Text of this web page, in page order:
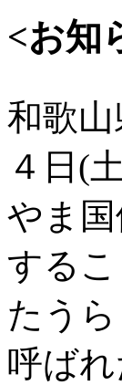
<お知
和歌
４日(
やま
する
たう
呼ば